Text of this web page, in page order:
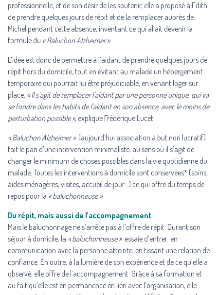
professionnelle, et de son désir de les soutenir, elle a proposé à Edith
de prendre quelques jours de répit et de la remplacer auprès de
Michel pendant cette absence, inventant ce qui allait devenir la
formule du « Baluchon Alzheimer ».
L’idée est donc de permettre à l’aidant de prendre quelques jours de
répit hors du domicile, tout en évitant au malade un hébergement
temporaire qui pourrait lui être préjudiciable, en venant loger sur
place. « Il s’agit de remplacer l’aidant par une personne unique, qui va
se fondre dans les habits de l’aidant en son absence, avec le moins de
perturbation possible », explique Frédérique Lucet.
« Baluchon Alzheimer »(aujourd’hui association à but non lucratif)
fait le pari d’une intervention minimaliste, au sens où il s’agit de
changer le minimum de choses possibles dans la vie quotidienne du
malade. Toutes les interventions à domicile sont conservées* (soins,
aides ménagères, visites, accueil de jour…) ce qui offre du temps de
repos pour la « baluchonneuse ».
Du répit, mais aussi de l’accompagnement
Mais le baluchonnage ne s’arrête pas à l’offre de répit. Durant son
séjour à domicile, la « baluchonneuse »essaie d’entrer en
communication avec la personne atteinte, en tissant une relation de
confiance. En outre, à la lumière de son expérience et de ce qu’elle a
observé, elle offre de l’accompagnement. Grâce à sa formation et
au fait qu’elle est en permanence en lien avec l’organisation, elle